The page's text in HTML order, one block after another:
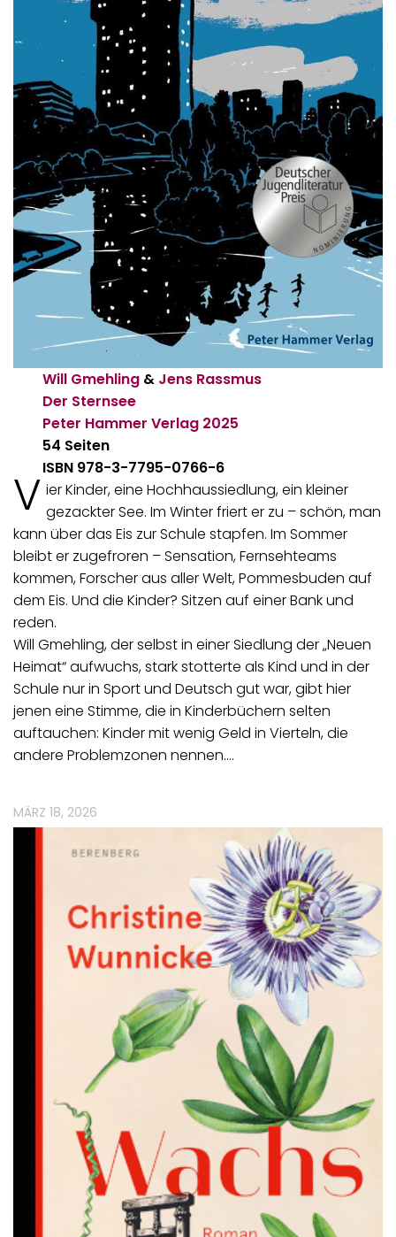
Will Gmehling & Jens Rassmus
Der Sternsee
Peter Hammer Verlag 2025
54 Seiten
ISBN 978-3-7795-0766-6
V ier Kinder, eine Hochhaussiedlung, ein kleiner
gezackter See. Im Winter friert er zu – schön, man
kann über das Eis zur Schule stapfen. Im Sommer
bleibt er zugefroren – Sensation, Fernsehteams
kommen, Forscher aus aller Welt, Pommesbuden auf
dem Eis. Und die Kinder? Sitzen auf einer Bank und
reden.
Will Gmehling, der selbst in einer Siedlung der „Neuen
Heimat“ aufwuchs, stark stotterte als Kind und in der
Schule nur in Sport und Deutsch gut war, gibt hier
jenen eine Stimme, die in Kinderbüchern selten
auftauchen: Kinder mit wenig Geld in Vierteln, die
andere Problemzonen nennen.…
MÄRZ 18, 2026